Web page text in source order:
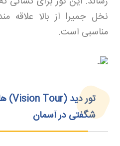
نخل جمیرا از بالا علاقه‌
مناسبی است.
تور دید(Vision Tour)
شگفتی در آسمان